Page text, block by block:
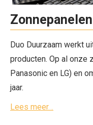
Duo Duurzaam werkt
producten. Op al onze
Panasonic en LG) en
jaar.
Lees meer…